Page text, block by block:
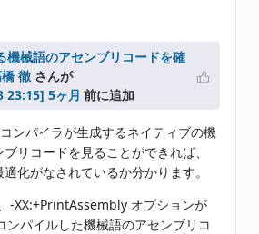
機械語のアセンブリコードを確
徹 さんが
5ヶ月 前に追加
ンパイラが生成するネイティブの機
リコードを見ることができれば、
化がなされているか分かります。
-XX:+PrintAssembly オプションが
ンパイルした機械語のアセンブリコ